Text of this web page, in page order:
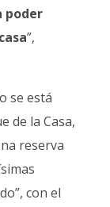
poder
”,
se está
de la Casa,
reserva
con el